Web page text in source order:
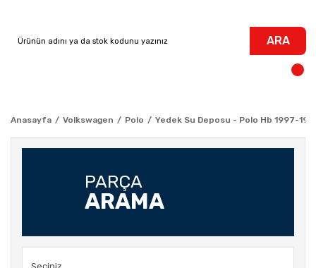
ARA
Anasayfa Volkswagen Polo Yedek Su Deposu - Polo Hb 1997-
PARÇA
ARAMA